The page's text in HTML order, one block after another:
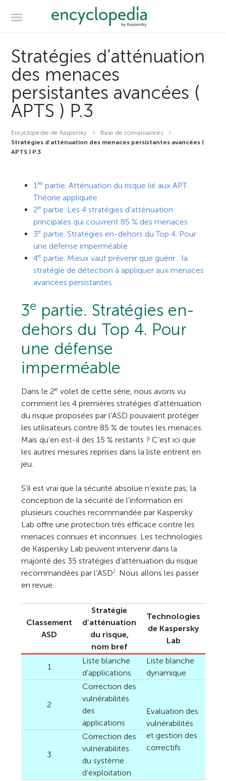
Stratégies d’atténuation
des menaces
persistantes avancées (
APTS ) P.3
Encyclopédie de Kaspersky
Base de connaissances
Stratégies d’atténuation des menaces persistantes avancées (
APTS ) P.3
1re partie. Atténuation du risque lié aux APT.
Théorie appliquée
2e partie. Les 4 stratégies d’atténuation
principales qui couvrent 85 % des menaces
3e partie. Stratégies en-dehors du Top 4. Pour
une défense imperméable
4e partie. Mieux vaut prévenir que guérir : la
stratégie de détection à appliquer aux menaces
avancées persistantes
3e partie. Stratégies en-
dehors du Top 4. Pour
une défense
imperméable
Dans le 2e volet de cette série, nous avons vu
comment les 4 premières stratégies d’atténuation
du risque proposées par l’ASD pouvaient protéger
les utilisateurs contre 85 % de toutes les menaces.
Mais qu’en est-il des 15 % restants ? C’est ici que
les autres mesures reprises dans la liste entrent en
jeu.
S’il est vrai que la sécurité absolue n’existe pas, la
conception de la sécurité de l’information en
plusieurs couches recommandée par Kaspersky
Lab offre une protection très efficace contre les
menaces connues et inconnues. Les technologies
de Kaspersky Lab peuvent intervenir dans la
majorité des 35 stratégies d’atténuation du risque
recommandées par l’ASD1. Nous allons les passer
en revue.
Classement
ASD
Stratégie
d’atténuation
du risque,
nom bref
Technologies
de Kaspersky
Lab
1
Liste blanche
d’applications
Liste blanche
dynamique
2
Correction des
vulnérabilités
des
applications
Evaluation des
vulnérabilités
et gestion des
correctifs
3
Correction des
vulnérabilités
du système
d’exploitation